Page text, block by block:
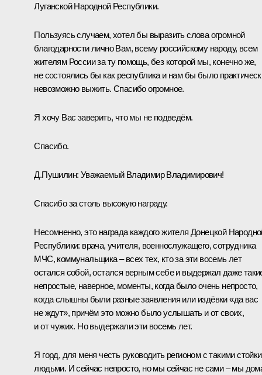
Луганской Народной Республики.
Пользуясь случаем, хотел бы выразить слова огромной
благодарности лично Вам, всему российскому народу, всем
жителям России за ту помощь, без которой мы, конечно же,
не состоялись бы как республика и нам бы было
невозможно выжить. Спасибо огромное.
Я хочу Вас заверить, что мы не подведём.
Спасибо.
Д.Пушилин: Уважаемый Владимир Владимирович!
Спасибо за столь высокую награду.
Несомненно, это награда каждого жителя Донецкой
Республики: врача, учителя, военнослужащего, сотрудника
МЧС, коммунальщика – всех тех, кто за эти восемь лет
остался собой, остался верным себе и выдержал даже
непростые, наверное, моменты, когда было очень непросто,
когда слышны были разные заявления или издёвки «да вас
не ждут», причём это можно было услышать и от своих,
и от чужих. Но выдержали эти восемь лет.
Я горд, для меня честь руководить регионом с такими
людьми. И сейчас непросто, но мы сейчас не сами – мы